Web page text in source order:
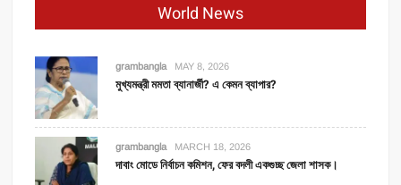
World News
grambangla MAY 8, 2026
মুখ্যমন্ত্রী মমতা ব্যানার্জী? এ কেমন ব্যাপার?
grambangla MARCH 18, 2026
দাবাং মোডে নির্বাচন কমিশন, ফের বদলী একগুচ্ছ জেলা শাসক।